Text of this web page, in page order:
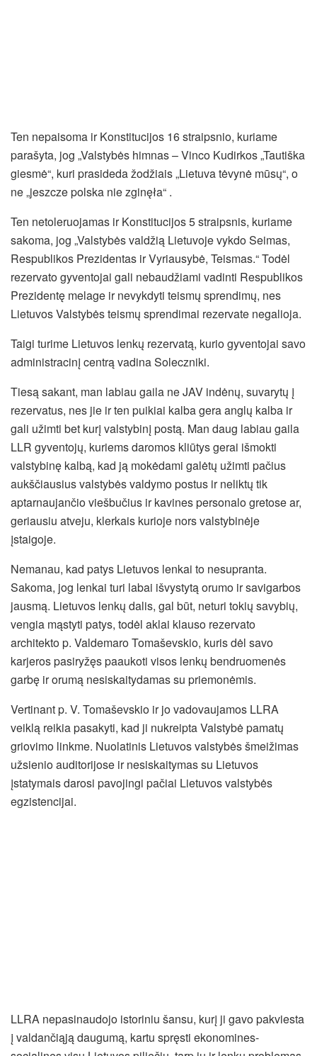
Ten nepaisoma ir Konstitucijos 16 straipsnio, kuriame
parašyta, jog „Valstybės himnas – Vinco Kudirkos „Tautiška
giesmė“, kuri prasideda žodžiais „Lietuva tėvynė mūsų“, o
ne „jeszcze polska nie zginęła“ .
Ten netoleruojamas ir Konstitucijos 5 straipsnis, kuriame
sakoma, jog „Valstybės valdžią Lietuvoje vykdo Seimas,
Respublikos Prezidentas ir Vyriausybė, Teismas.“ Todėl
rezervato gyventojai gali nebaudžiami vadinti Respublikos
Prezidentę melage ir nevykdyti teismų sprendimų, nes
Lietuvos Valstybės teismų sprendimai rezervate negalioja.
Taigi turime Lietuvos lenkų rezervatą, kurio gyventojai savo
administracinį centrą vadina Soleczniki.
Tiesą sakant, man labiau gaila ne JAV indėnų, suvarytų į
rezervatus, nes jie ir ten puikiai kalba gera anglų kalba ir
gali užimti bet kurį valstybinį postą. Man daug labiau gaila
LLR gyventojų, kuriems daromos kliūtys gerai išmokti
valstybinę kalbą, kad ją mokėdami galėtų užimti pačius
aukščiausius valstybės valdymo postus ir neliktų tik
aptarnaujančio viešbučius ir kavines personalo gretose ar,
geriausiu atveju, klerkais kurioje nors valstybinėje
įstaigoje.
Nemanau, kad patys Lietuvos lenkai to nesupranta.
Sakoma, jog lenkai turi labai išvystytą orumo ir savigarbos
jausmą. Lietuvos lenkų dalis, gal būt, neturi tokių savybių,
vengia mąstyti patys, todėl aklai klauso rezervato
architekto p. Valdemaro Tomaševskio, kuris dėl savo
karjeros pasiryžęs paaukoti visos lenkų bendruomenės
garbę ir orumą nesiskaitydamas su priemonėmis.
Vertinant p. V. Tomaševskio ir jo vadovaujamos LLRA
veiklą reikia pasakyti, kad ji nukreipta Valstybė pamatų
griovimo linkme. Nuolatinis Lietuvos valstybės šmeižimas
užsienio auditorijose ir nesiskaitymas su Lietuvos
įstatymais darosi pavojingi pačiai Lietuvos valstybės
egzistencijai.
LLRA nepasinaudojo istoriniu šansu, kurį ji gavo pakviesta
į valdančiąją daugumą, kartu spręsti ekonomines-